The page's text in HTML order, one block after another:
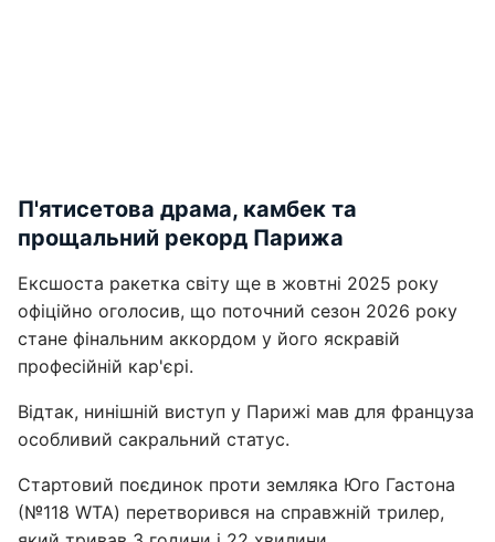
П'ятисетова драма, камбек та
прощальний рекорд Парижа
Ексшоста ракетка світу ще в жовтні 2025 року
офіційно оголосив, що поточний сезон 2026 року
стане фінальним аккордом у його яскравій
професійній кар'єрі.
Відтак, нинішній виступ у Парижі мав для француза
особливий сакральний статус.
Стартовий поєдинок проти земляка Юго Гастона
(№118 WTA) перетворився на справжній трилер,